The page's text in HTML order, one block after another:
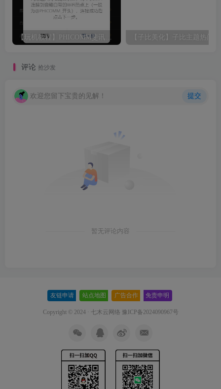
评论 抢沙发
欢迎您留下宝贵的见解！ 提交
暂无评论内容
友链申请 站点地图 广告合作 免责申明
Copyright © 2024 · 七木云网络 豫ICP备2024090967号